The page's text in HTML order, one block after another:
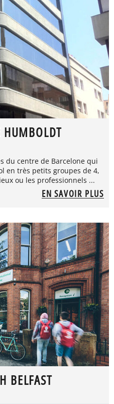
HUMBOLDT
du centre de Barcelone qui
en très petits groupes de 4,
ou les professionnels ...
EN SAVOIR PLUS
BELFAST